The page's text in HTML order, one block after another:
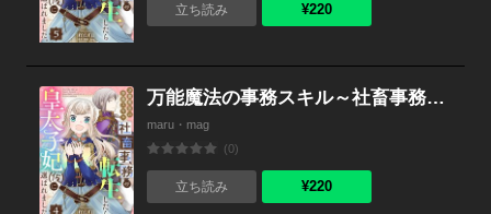
立ち読み ¥220
万能魔法の事務スキル～社畜事務が転生したら皇太子妃（仮）に選ばれました。 （4）
maru・mag
(0)
立ち読み ¥220